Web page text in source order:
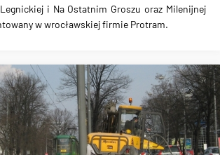
i Na Ostatnim Groszu oraz Milenijnej
w wrocławskiej firmie Protram.